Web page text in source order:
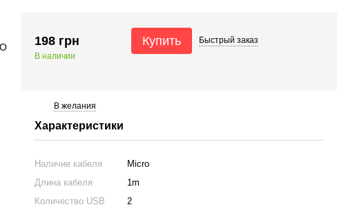
198 грн
В наличии
Купить Быстрый заказ
В желания
Характеристики
Наличие кабеля
Micro
Длина кабеля
1m
Количество USB
2